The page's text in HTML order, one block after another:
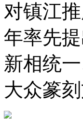
对镇江
年率先
新相统
大众篆